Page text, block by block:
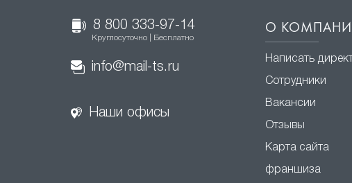
8 800 333-97-14
Круглосуточно | Бесплатно
info@mail-ts.ru
Наши офисы
О
Написать
Сотрудники
Вакансии
Отзывы
Карта сайта
франшиза